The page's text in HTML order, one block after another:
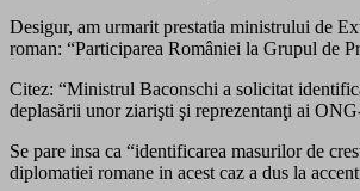
Desigur, am urmarit prestatia ministrului de
roman: “Participarea României la Grupul de
Citez: “Ministrul Baconschi a solicitat
deplasării unor ziarişti şi reprezentanţi ai
Se pare insa ca “identificarea masurilor de
diplomatiei romane in acest caz a dus la